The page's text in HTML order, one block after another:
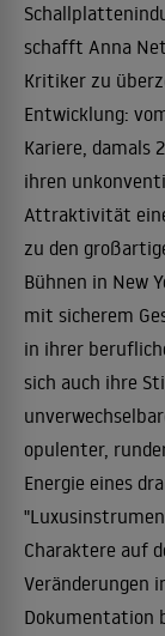
schafft Anna
Kritiker zu
Entwicklung:
Kariere, damals
ihren
Attraktivität
zu den
Bühnen in New
mit sicherem
in ihrer
sich auch ihre
opulenter,
Energie eines
Charaktere auf
Veränderungen
Dokumentation